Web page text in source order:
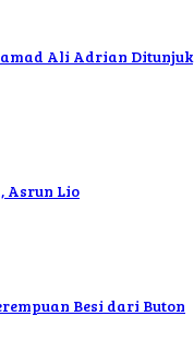
Ali Adrian Ditunjuk
Asrun Lio
Besi dari Buton